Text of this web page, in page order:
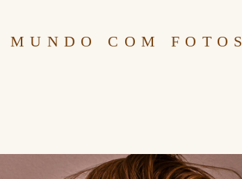
COM FOTOS